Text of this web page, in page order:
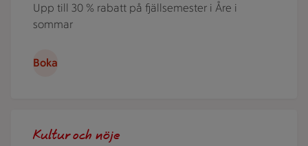
Upp till 30 % rabatt på fjällsemester i Åre i
sommar
Boka
Kultur och nöje